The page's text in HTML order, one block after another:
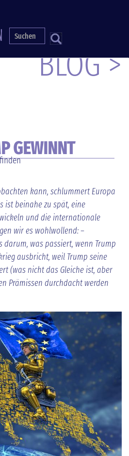
S
BLOG >
GEWINNT
kann, schlummert Europa
ist beinahe zu spät, eine
und die internationale
wir es wohlwollend: –
darum, was passiert, wenn Trump
ausbricht, weil Trump seine
(was nicht das Gleiche ist, aber
Prämissen durchdacht werden